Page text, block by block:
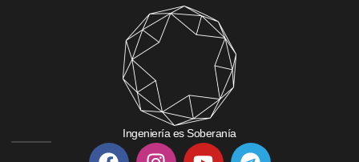
Ingeniería es Soberanía